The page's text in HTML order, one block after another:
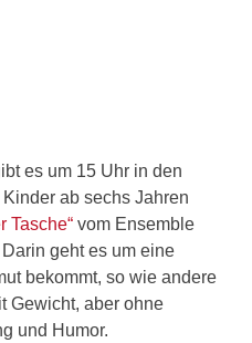
es um 15 Uhr in den
ab sechs Jahren
Tasche“ vom Ensemble
geht es um eine
bekommt, so wie andere
Gewicht, aber ohne
und Humor.